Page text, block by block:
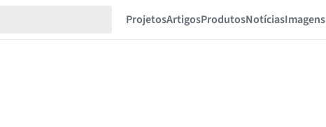
ProjetosArtigosProdutosNotíciasImagens